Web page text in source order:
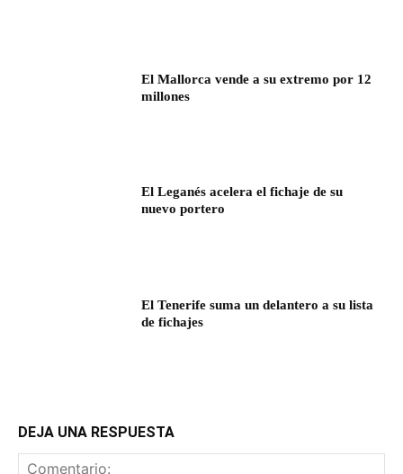
El Mallorca vende a su extremo por 12
millones
El Leganés acelera el fichaje de su
nuevo portero
El Tenerife suma un delantero a su lista
de fichajes
DEJA UNA RESPUESTA